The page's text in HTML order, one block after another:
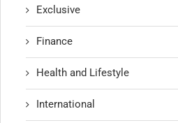
Exclusive
Finance
Health and Lifestyle
International